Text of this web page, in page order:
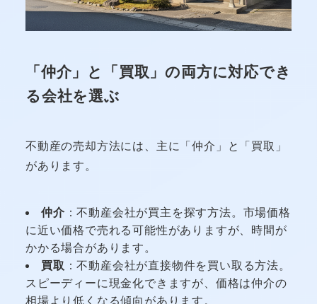
「仲介」と「買取」の両方に対応でき
る会社を選ぶ
不動産の売却方法には、主に「仲介」と「買取」
があります。
仲介 ：不動産会社が買主を探す方法。市場価格
に近い価格で売れる可能性がありますが、時間が
かかる場合があります。
買取 ：不動産会社が直接物件を買い取る方法。
スピーディーに現金化できますが、価格は仲介の
相場より低くなる傾向があります。